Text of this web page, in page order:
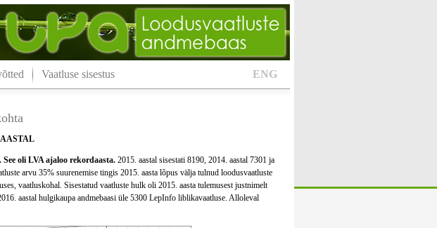
ENG
Vaatluse sisestus
oli LVA ajaloo rekordaasta. 2015. aastal sisestati 8190, 2014. aastal 7301 ja
arvu 35% suurenemise tingis 2015. aasta lõpus välja tulnud loodusvaatluste
vaatluskohal. Sisestatud vaatluste hulk oli 2015. aasta tulemusest justnimelt
aastal hulgikaupa andmebaasi üle 5300 LepInfo liblikavaatluse. Alloleval